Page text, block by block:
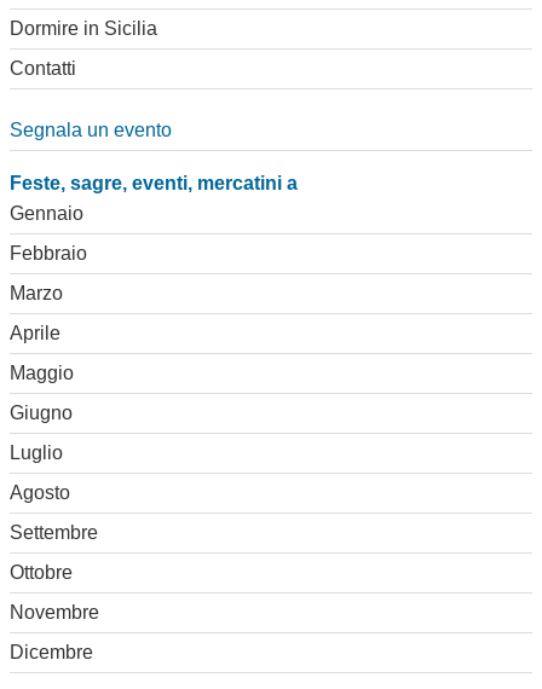
Dormire in Sicilia
Contatti
Segnala un evento
Feste, sagre, eventi, mercatini a
Gennaio
Febbraio
Marzo
Aprile
Maggio
Giugno
Luglio
Agosto
Settembre
Ottobre
Novembre
Dicembre